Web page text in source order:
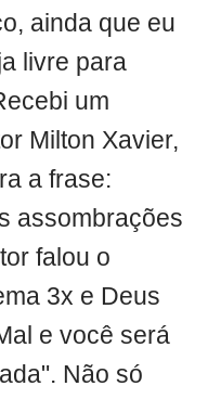
ainda que eu
livre para
um
Milton Xavier,
a frase:
assombrações
falou o
3x e Deus
e você será
Não só